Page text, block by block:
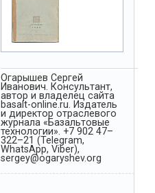
Огарышев Сергей
Иванович. Консультант,
автор и владелец сайта
basalt-online.ru. Издатель
и директор отраслевого
журнала «Базальтовые
технологии». +7 902 47–
322–21 (Telegram,
WhatsApp, Viber),
sergey@ogaryshev.org